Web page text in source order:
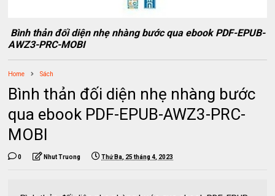
Bình thản đối diện nhẹ nhàng bước qua ebook PDF-EPUB-
AWZ3-PRC-MOBI
Home Sách
Bình thản đối diện nhẹ nhàng bước
qua ebook PDF-EPUB-AWZ3-PRC-
MOBI
0 Nhut Truong Thứ Ba, 25 tháng 4, 2023